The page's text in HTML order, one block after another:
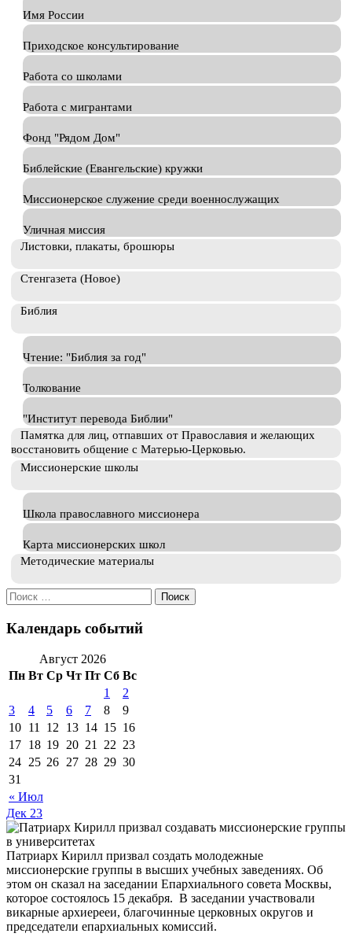
Имя России
Приходское консультирование
Работа со школами
Работа с мигрантами
Фонд "Рядом Дом"
Библейские (Евангельские) кружки
Миссионерское служение среди военнослужащих
Уличная миссия
Листовки, плакаты, брошюры
Стенгазета (Новое)
Библия
Чтение: "Библия за год"
Толкование
"Институт перевода Библии"
Памятка для лиц, отпавших от Православия и желающих
восстановить общение с Матерью-Церковью.
Миссионерские школы
Школа православного миссионера
Карта миссионерских школ
Методические материалы
Искать:
Календарь событий
Август 2026
Пн Вт Ср Чт Пт Сб Вс
« Июл
1
2
3
4 5 6 7 8
9
10 11 12 13 14 15 16
17 18 19 20 21 22 23
24 25 26 27 28 29 30
31
Дек 23
Патриарх Кирилл призвал создать молодежные
миссионерские группы в высших учебных заведениях. Об
этом он сказал на заседании Епархиального совета Москвы,
которое состоялось 15 декабря. В заседании участвовали
викарные архиерееи, благочинные церковных округов и
председатели епархиальных комиссий.